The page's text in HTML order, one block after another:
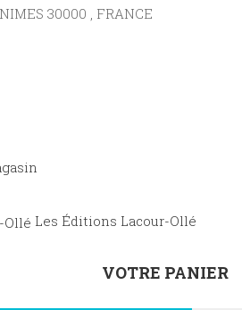
30000 , FRANCE
Les Éditions Lacour-Ollé
VOTRE PANIER